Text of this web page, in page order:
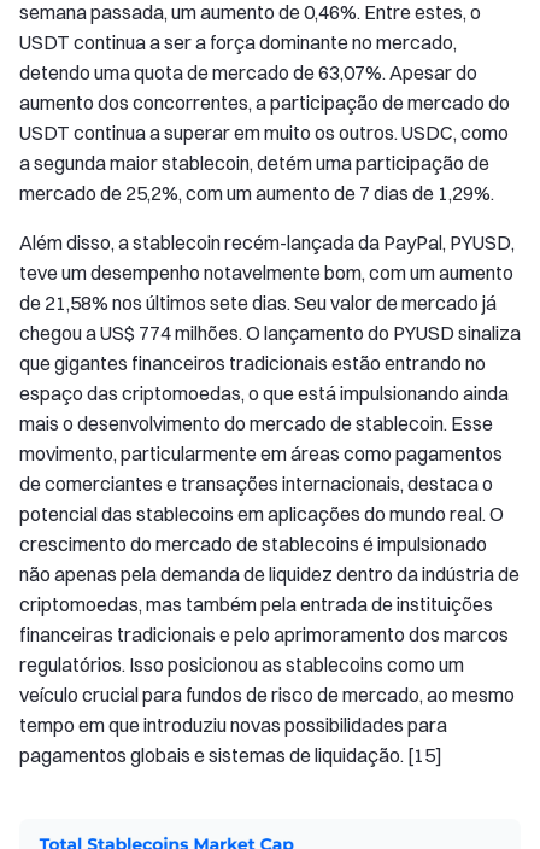
semana passada, um aumento de 0,46%. Entre estes, o
USDT continua a ser a força dominante no mercado,
detendo uma quota de mercado de 63,07%. Apesar do
aumento dos concorrentes, a participação de mercado do
USDT continua a superar em muito os outros. USDC, como
a segunda maior stablecoin, detém uma participação de
mercado de 25,2%, com um aumento de 7 dias de 1,29%.
Além disso, a stablecoin recém-lançada da PayPal, PYUSD,
teve um desempenho notavelmente bom, com um aumento
de 21,58% nos últimos sete dias. Seu valor de mercado já
chegou a US$ 774 milhões. O lançamento do PYUSD sinaliza
que gigantes financeiros tradicionais estão entrando no
espaço das criptomoedas, o que está impulsionando ainda
mais o desenvolvimento do mercado de stablecoin. Esse
movimento, particularmente em áreas como pagamentos
de comerciantes e transações internacionais, destaca o
potencial das stablecoins em aplicações do mundo real. O
crescimento do mercado de stablecoins é impulsionado
não apenas pela demanda de liquidez dentro da indústria de
criptomoedas, mas também pela entrada de instituições
financeiras tradicionais e pelo aprimoramento dos marcos
regulatórios. Isso posicionou as stablecoins como um
veículo crucial para fundos de risco de mercado, ao mesmo
tempo em que introduziu novas possibilidades para
pagamentos globais e sistemas de liquidação. [15]